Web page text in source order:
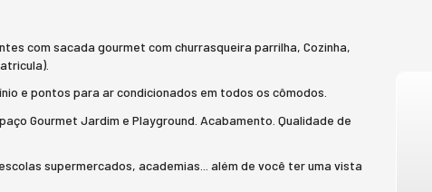
com sacada gourmet com churrasqueira parrilha, Cozinha,
e pontos para ar condicionados em todos os cômodos.
Gourmet Jardim e Playground. Acabamento. Qualidade de
supermercados, academias... além de você ter uma vista